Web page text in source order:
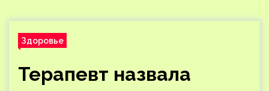
Здоровье
Терапевт назвала